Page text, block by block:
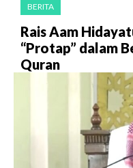
BERITA
Rais Aam
“Protap” dalam
Quran